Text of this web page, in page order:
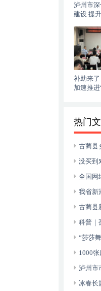
泸州市
建设 提
补助来
加速推
热门
古蔺县
没买到
可以临
全国网
动运行
我省新
古蔺县
科普｜
少？
“莎莎
有，还可以
1000
位于——
泸州市
动自行
冰春长